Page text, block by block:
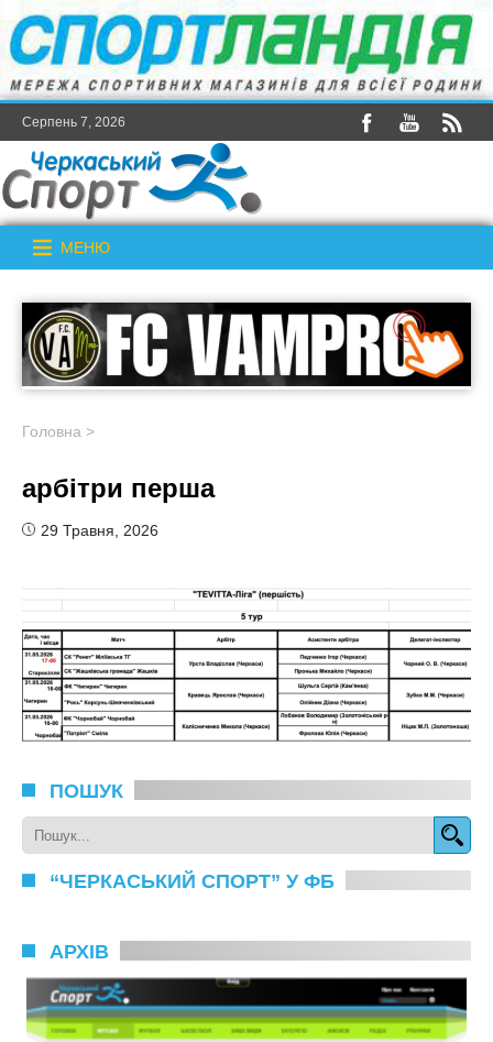
Серпень 7, 2026
МЕНЮ
Головна >
арбітри перша
29 Травня, 2026
ПОШУК
“ЧЕРКАСЬКИЙ СПОРТ” У ФБ
АРХІВ